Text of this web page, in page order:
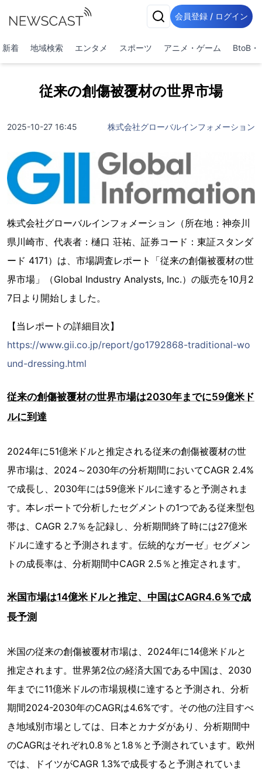
会員登録 / ログイン
新着 地域検索 エンタメ スポーツ アニメ・ゲーム BtoB・
従来の創傷被覆材の世界市場
2025-10-27 16:45 株式会社グローバルインフォメーション
株式会社グローバルインフォメーション（所在地：神奈川
県川崎市、代表者：樋口 荘祐、証券コード：東証スタンダ
ード 4171）は、市場調査レポート「従来の創傷被覆材の世
界市場」（Global Industry Analysts, Inc.）の販売を10月2
7日より開始しました。
【当レポートの詳細目次】
https://www.gii.co.jp/report/go1792868-traditional-wo
und-dressing.html
従来の創傷被覆材の世界市場は2030年までに59億米ド
ルに到達
2024年に51億米ドルと推定される従来の創傷被覆材の世
界市場は、2024～2030年の分析期間においてCAGR 2.4%
で成長し、2030年には59億米ドルに達すると予測されま
す。本レポートで分析したセグメントの1つである従来型包
帯は、CAGR 2.7％を記録し、分析期間終了時には27億米
ドルに達すると予測されます。伝統的なガーゼ」セグメン
トの成長率は、分析期間中CAGR 2.5％と推定されます。
米国市場は14億米ドルと推定、中国はCAGR4.6％で成
長予測
米国の従来の創傷被覆材市場は、2024年に14億米ドルと
推定されます。世界第2位の経済大国である中国は、2030
年までに11億米ドルの市場規模に達すると予測され、分析
期間2024-2030年のCAGRは4.6%です。その他の注目すべ
き地域別市場としては、日本とカナダがあり、分析期間中
のCAGRはそれぞれ0.8％と1.8％と予測されています。欧州
では、ドイツがCAGR 1.3%で成長すると予測されていま